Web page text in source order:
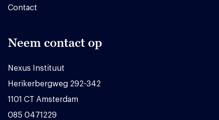
Contact
Neem contact op
Nexus Instituut
Herikerbergweg 292-342
1101 CT Amsterdam
085 0471229